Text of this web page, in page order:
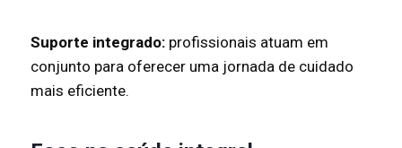
Suporte integrado: profissionais atuam em
conjunto para oferecer uma jornada de cuidado
mais eficiente.